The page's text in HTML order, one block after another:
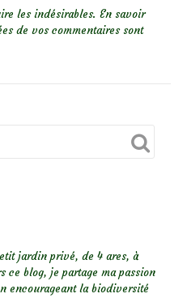
les indésirables. En savoir
de vos commentaires sont
jardin privé, de 4 ares, à
ce blog, je partage ma passion
encourageant la biodiversité